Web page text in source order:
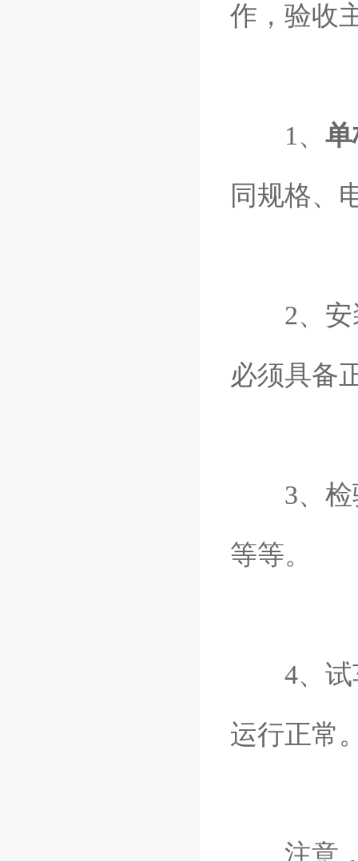
作，验收
1、
同规格、
2、安装
必须具备
3、检验
等等。
4、试车
运行正常
注意，